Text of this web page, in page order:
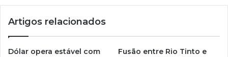
Artigos relacionados
Dólar opera estável com
Fusão entre Rio Tinto e